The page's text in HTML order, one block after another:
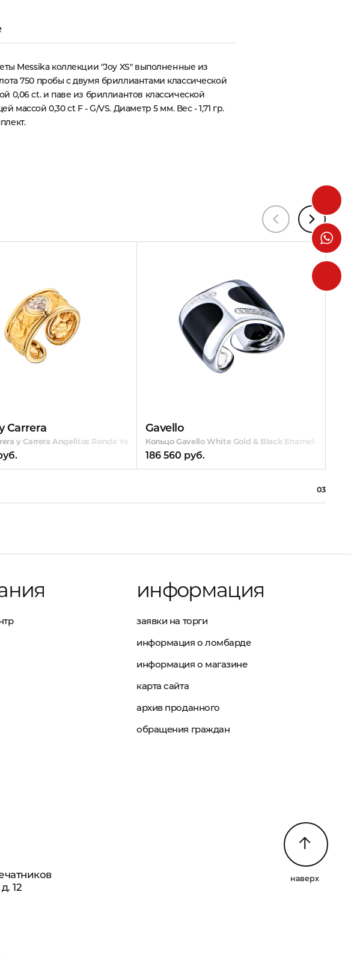
Messika коллекции "Joy XS" выполненные из
750 пробы с двумя бриллиантами классической
0,06 ct. и паве из бриллиантов классической
массой 0,30 ct F - G/VS. Диаметр 5 мм. Вес - 1,71 гр.
Carrera
y Carrera Angelitos Ronda Yellow Gold & Diamonds
Gavello
Кольцо Gavello White Gold & Black Enamel &
186 560 руб.
03
информация
заявки на торги
информация о ломбарде
информация о магазине
карта сайта
архив проданного
обращения граждан
12
наверх